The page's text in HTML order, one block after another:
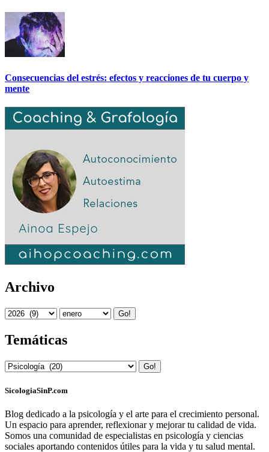
Consecuencias del estrés: efectos y reacciones de tu cuerpo y
mente
Archivo
Go!
Temáticas
Go!
SicologiaSinP.com
Blog dedicado a la psicología y el arte para el crecimiento personal.
Un espacio para aprender, reflexionar y mejorar tu calidad de vida.
Somos una comunidad de especialistas en psicología y ciencias
sociales aportando contenidos útiles para la vida y tu salud mental.